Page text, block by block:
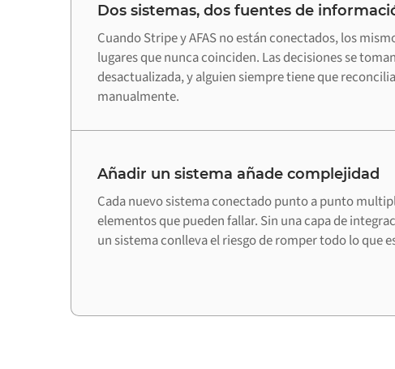
Dos sistemas, dos fuentes de
Cuando Stripe y AFAS no están conectados, los
lugares que nunca coinciden. Las decisiones se
desactualizada, y alguien siempre tiene que
manualmente.
Añadir un sistema añade complejidad
Cada nuevo sistema conectado punto a punto
elementos que pueden fallar. Sin una capa de
un sistema conlleva el riesgo de romper todo lo que